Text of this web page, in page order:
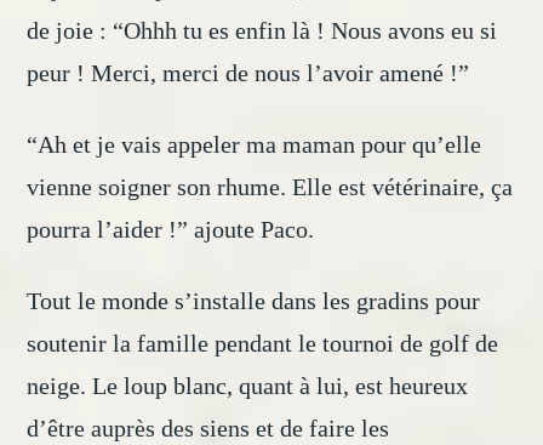
de joie : “Ohhh tu es enfin là ! Nous avons eu si
peur ! Merci, merci de nous l’avoir amené !”
“Ah et je vais appeler ma maman pour qu’elle
vienne soigner son rhume. Elle est vétérinaire, ça
pourra l’aider !” ajoute Paco.
Tout le monde s’installe dans les gradins pour
soutenir la famille pendant le tournoi de golf de
neige. Le loup blanc, quant à lui, est heureux
d’être auprès des siens et de faire les